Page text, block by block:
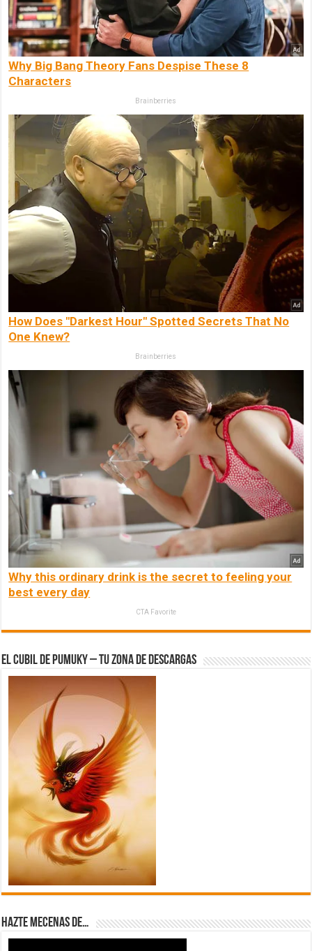
Why Big Bang Theory Fans Despise These 8
Characters
Brainberries
How Does "Darkest Hour" Spotted Secrets That No
One Knew?
Brainberries
Why this ordinary drink is the secret to feeling your
best every day
CTA Favorite
El Cubil de Pumuky – Tu zona de Descargas
Hazte Mecenas de…